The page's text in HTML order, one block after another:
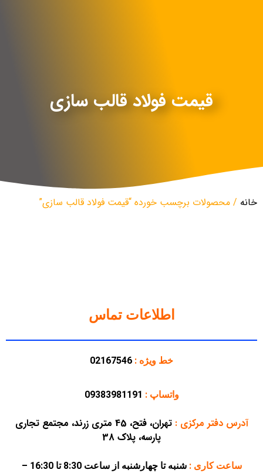
قیمت فولاد قالب سازی
خانه / محصولات برچسب خورده “قیمت فولاد قالب سازی”
اطلاعات تماس
خط ویژه : 02167546
واتساپ : 09383981191
آدرس دفتر مرکزی:
تهران، فتح، 45 متری زرند، مجتمع تجاری
پارسه، پلاک 38
ساعت کاری :
شنبه تا چهارشنبه از ساعت 8:30 تا 16:30 –